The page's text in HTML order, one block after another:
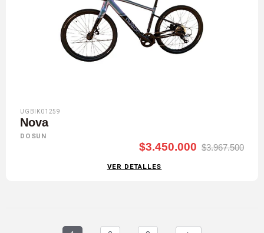
UGBIK01259
Nova
DOSUN
$3.450.000 $3.967.500
VER DETALLES